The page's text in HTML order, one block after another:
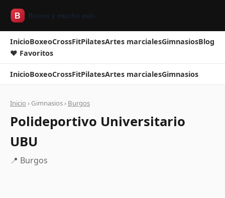
InicioBoxeoCrossFitPilatesArtes marcialesGimnasiosBlog
❤ Favoritos
InicioBoxeoCrossFitPilatesArtes marcialesGimnasios
Inicio › Gimnasios › Burgos
Polideportivo Universitario
UBU
📍 Burgos